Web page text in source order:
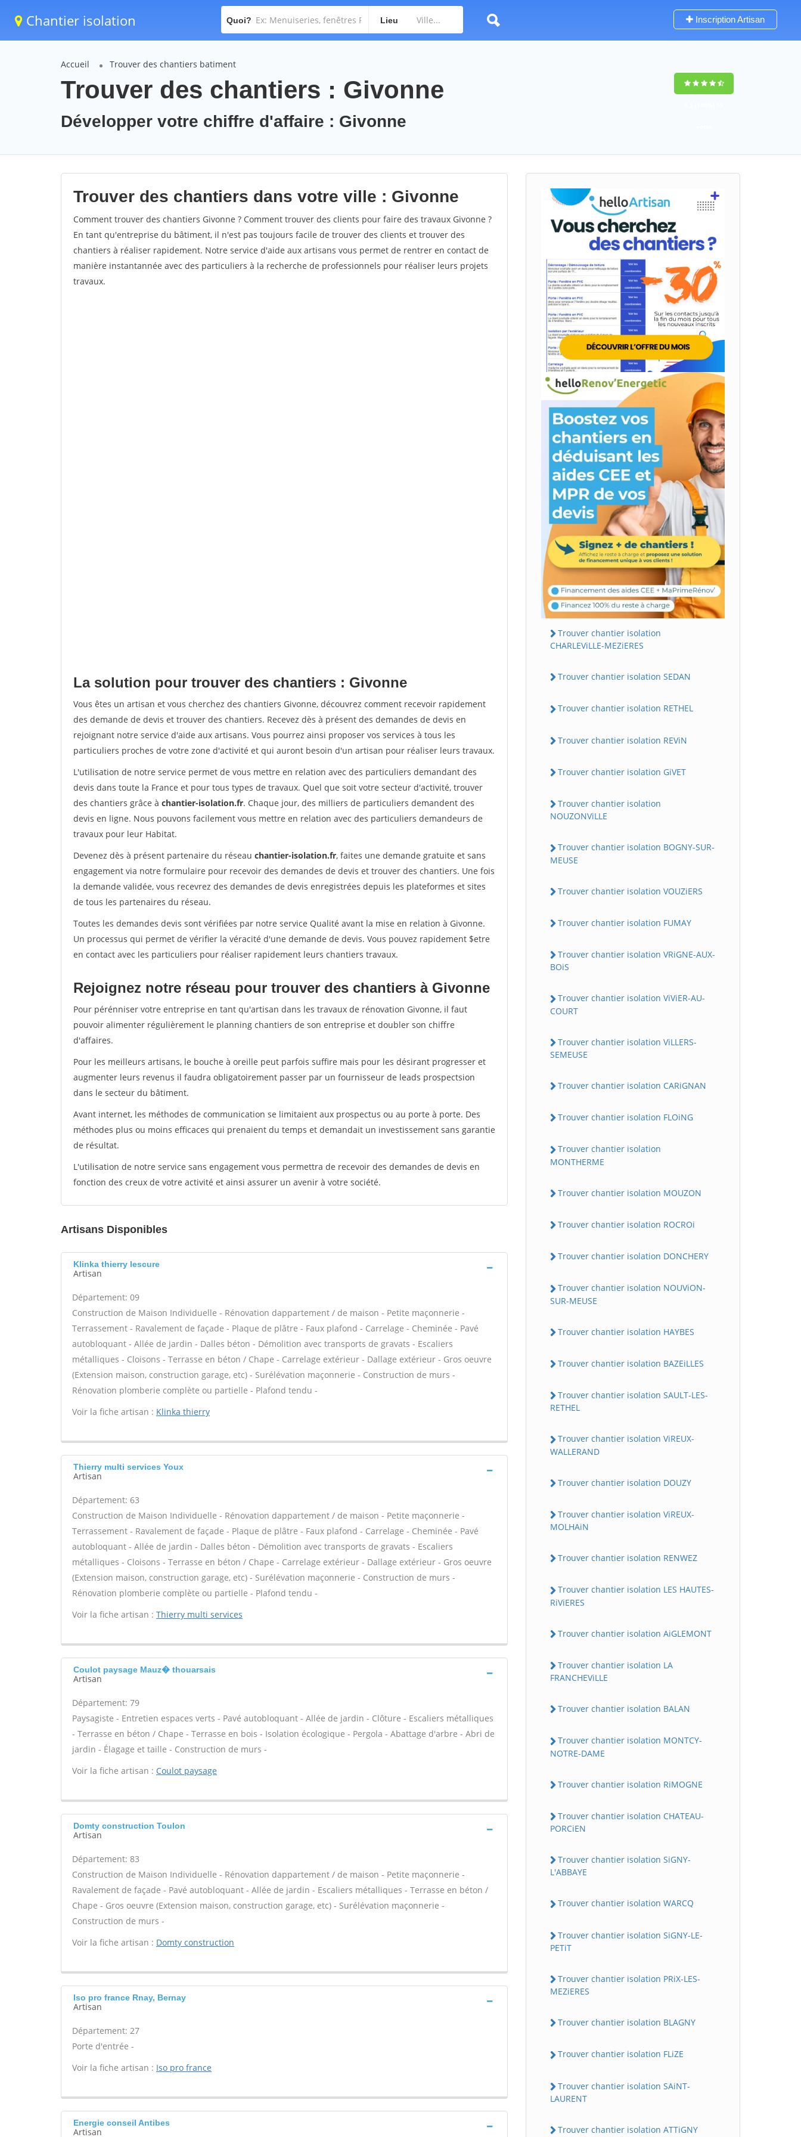
Chantier isolation Quoi? Lieu Inscription Artisan
Accueil Trouver des chantiers batiment
Trouver des chantiers : Givonne
Développer votre chiffre d'affaire : Givonne
Trouver des chantiers dans votre ville : Givonne
Comment trouver des chantiers Givonne ? Comment trouver des clients pour faire des travaux Givonne ?
En tant qu'entreprise du bâtiment, il n'est pas toujours facile de trouver des clients et trouver des
chantiers à réaliser rapidement. Notre service d'aide aux artisans vous permet de rentrer en contact de
manière instantannée avec des particuliers à la recherche de professionnels pour réaliser leurs projets
travaux.
La solution pour trouver des chantiers : Givonne
Vous êtes un artisan et vous cherchez des chantiers Givonne, découvrez comment recevoir rapidement
des demande de devis et trouver des chantiers. Recevez dès à présent des demandes de devis en
rejoignant notre service d'aide aux artisans. Vous pourrez ainsi proposer vos services à tous les
particuliers proches de votre zone d'activité et qui auront besoin d'un artisan pour réaliser leurs travaux.
L'utilisation de notre service permet de vous mettre en relation avec des particuliers demandant des
devis dans toute la France et pour tous types de travaux. Quel que soit votre secteur d'activité, trouver
des chantiers grâce à chantier-isolation.fr. Chaque jour, des milliers de particuliers demandent des
devis en ligne. Nous pouvons facilement vous mettre en relation avec des particuliers demandeurs de
travaux pour leur Habitat.
Devenez dès à présent partenaire du réseau chantier-isolation.fr, faites une demande gratuite et sans
engagement via notre formulaire pour recevoir des demandes de devis et trouver des chantiers. Une fois
la demande validée, vous recevrez des demandes de devis enregistrées depuis les plateformes et sites
de tous les partenaires du réseau.
Toutes les demandes devis sont vérifiées par notre service Qualité avant la mise en relation à Givonne.
Un processus qui permet de vérifier la véracité d'une demande de devis. Vous pouvez rapidement $etre
en contact avec les particuliers pour réaliser rapidement leurs chantiers travaux.
Rejoignez notre réseau pour trouver des chantiers à Givonne
Pour pérénniser votre entreprise en tant qu'artisan dans les travaux de rénovation Givonne, il faut
pouvoir alimenter régulièrement le planning chantiers de son entreprise et doubler son chiffre
d'affaires.
Pour les meilleurs artisans, le bouche à oreille peut parfois suffire mais pour les désirant progresser et
augmenter leurs revenus il faudra obligatoirement passer par un fournisseur de leads prospectsion
dans le secteur du bâtiment.
Avant internet, les méthodes de communication se limitaient aux prospectus ou au porte à porte. Des
méthodes plus ou moins efficaces qui prenaient du temps et demandait un investissement sans garantie
de résultat.
L'utilisation de notre service sans engagement vous permettra de recevoir des demandes de devis en
fonction des creux de votre activité et ainsi assurer un avenir à votre société.
Artisans Disponibles
Klinka thierry lescure
Artisan
Département: 09
Construction de Maison Individuelle - Rénovation dappartement / de maison - Petite maçonnerie -
Terrassement - Ravalement de façade - Plaque de plâtre - Faux plafond - Carrelage - Cheminée - Pavé
autobloquant - Allée de jardin - Dalles béton - Démolition avec transports de gravats - Escaliers
métalliques - Cloisons - Terrasse en béton / Chape - Carrelage extérieur - Dallage extérieur - Gros oeuvre
(Extension maison, construction garage, etc) - Surélévation maçonnerie - Construction de murs -
Rénovation plomberie complète ou partielle - Plafond tendu -
Voir la fiche artisan : Klinka thierry
Thierry multi services Youx
Artisan
Département: 63
Construction de Maison Individuelle - Rénovation dappartement / de maison - Petite maçonnerie -
Terrassement - Ravalement de façade - Plaque de plâtre - Faux plafond - Carrelage - Cheminée - Pavé
autobloquant - Allée de jardin - Dalles béton - Démolition avec transports de gravats - Escaliers
métalliques - Cloisons - Terrasse en béton / Chape - Carrelage extérieur - Dallage extérieur - Gros oeuvre
(Extension maison, construction garage, etc) - Surélévation maçonnerie - Construction de murs -
Rénovation plomberie complète ou partielle - Plafond tendu -
Voir la fiche artisan : Thierry multi services
Coulot paysage Mauz� thouarsais
Artisan
Département: 79
Paysagiste - Entretien espaces verts - Pavé autobloquant - Allée de jardin - Clôture - Escaliers métalliques
- Terrasse en béton / Chape - Terrasse en bois - Isolation écologique - Pergola - Abattage d'arbre - Abri de
jardin - Élagage et taille - Construction de murs -
Voir la fiche artisan : Coulot paysage
Domty construction Toulon
Artisan
Département: 83
Construction de Maison Individuelle - Rénovation dappartement / de maison - Petite maçonnerie -
Ravalement de façade - Pavé autobloquant - Allée de jardin - Escaliers métalliques - Terrasse en béton /
Chape - Gros oeuvre (Extension maison, construction garage, etc) - Surélévation maçonnerie -
Construction de murs -
Voir la fiche artisan : Domty construction
Iso pro france Rnay, Bernay
Artisan
Département: 27
Porte d'entrée -
Voir la fiche artisan : Iso pro france
Energie conseil Antibes
Artisan
Trouver chantier isolation
CHARLEViLLE-MEZiERES
Trouver chantier isolation SEDAN
Trouver chantier isolation RETHEL
Trouver chantier isolation REViN
Trouver chantier isolation GiVET
Trouver chantier isolation
NOUZONViLLE
Trouver chantier isolation BOGNY-SUR-
MEUSE
Trouver chantier isolation VOUZiERS
Trouver chantier isolation FUMAY
Trouver chantier isolation VRiGNE-AUX-
BOiS
Trouver chantier isolation ViViER-AU-
COURT
Trouver chantier isolation ViLLERS-
SEMEUSE
Trouver chantier isolation CARiGNAN
Trouver chantier isolation FLOiNG
Trouver chantier isolation
MONTHERME
Trouver chantier isolation MOUZON
Trouver chantier isolation ROCROi
Trouver chantier isolation DONCHERY
Trouver chantier isolation NOUViON-
SUR-MEUSE
Trouver chantier isolation HAYBES
Trouver chantier isolation BAZEiLLES
Trouver chantier isolation SAULT-LES-
RETHEL
Trouver chantier isolation ViREUX-
WALLERAND
Trouver chantier isolation DOUZY
Trouver chantier isolation ViREUX-
MOLHAiN
Trouver chantier isolation RENWEZ
Trouver chantier isolation LES HAUTES-
RiViERES
Trouver chantier isolation AiGLEMONT
Trouver chantier isolation LA
FRANCHEViLLE
Trouver chantier isolation BALAN
Trouver chantier isolation MONTCY-
NOTRE-DAME
Trouver chantier isolation RiMOGNE
Trouver chantier isolation CHATEAU-
PORCiEN
Trouver chantier isolation SiGNY-
L'ABBAYE
Trouver chantier isolation WARCQ
Trouver chantier isolation SiGNY-LE-
PETiT
Trouver chantier isolation PRiX-LES-
MEZiERES
Trouver chantier isolation BLAGNY
Trouver chantier isolation FLiZE
Trouver chantier isolation SAiNT-
LAURENT
Trouver chantier isolation ATTiGNY